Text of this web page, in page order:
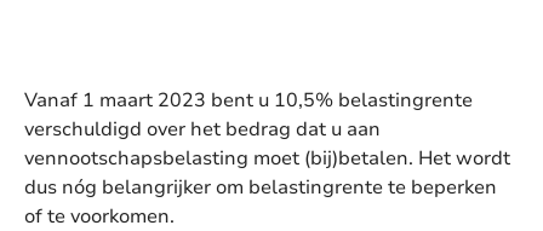
Vanaf 1 maart 2023 bent u 10,5% belastingrente
verschuldigd over het bedrag dat u aan
vennootschapsbelasting moet (bij)betalen. Het wordt
dus nóg belangrijker om belastingrente te beperken
of te voorkomen.